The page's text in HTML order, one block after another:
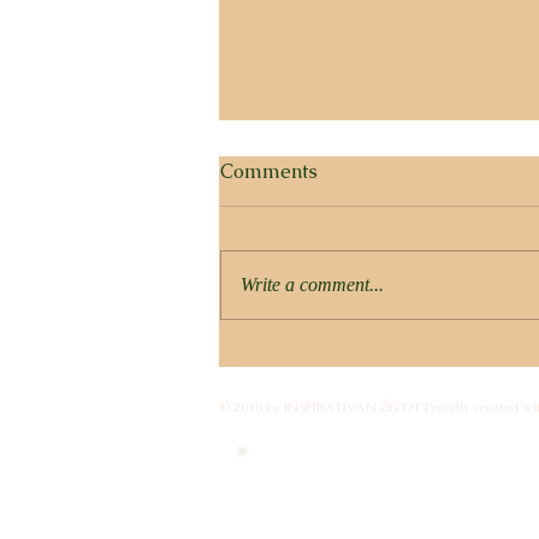
LJETNE PROMJENE U
Comments
Write a comment...
© 2018 by INSPIRATIVAN ŽIVOT Proudly created